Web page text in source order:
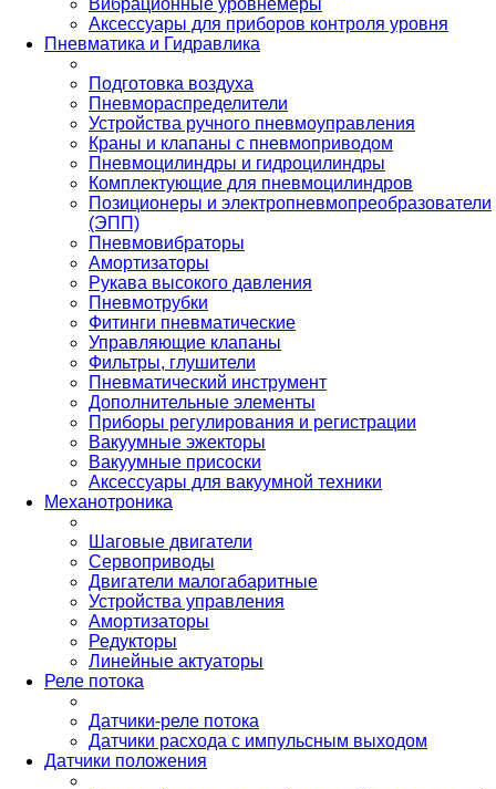
Аксессуары для приборов контроля уровня
Пневматика и Гидравлика
Подготовка воздуха
Пневмораспределители
Устройства ручного пневмоуправления
Краны и клапаны с пневмоприводом
Пневмоцилиндры и гидроцилиндры
Комплектующие для пневмоцилиндров
Позиционеры и электропневмопреобразователи
(ЭПП)
Пневмовибраторы
Амортизаторы
Рукава высокого давления
Пневмотрубки
Фитинги пневматические
Управляющие клапаны
Фильтры, глушители
Пневматический инструмент
Дополнительные элементы
Приборы регулирования и регистрации
Вакуумные эжекторы
Вакуумные присоски
Аксессуары для вакуумной техники
Механотроника
Шаговые двигатели
Сервоприводы
Двигатели малогабаритные
Устройства управления
Амортизаторы
Редукторы
Линейные актуаторы
Реле потока
Датчики-реле потока
Датчики расхода с импульсным выходом
Датчики положения